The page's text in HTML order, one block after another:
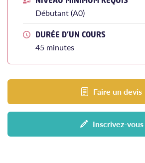
Débutant (A0)
DURÉE D'UN COURS
45 minutes
Faire un devis
Inscrivez-vous